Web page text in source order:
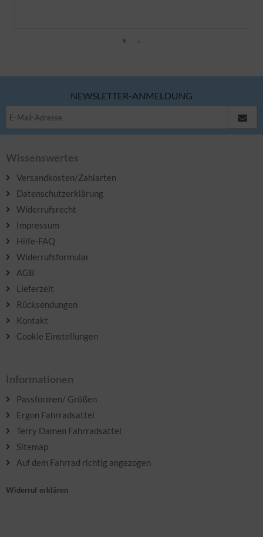
NEWSLETTER-ANMELDUNG
Wissenswertes
Versandkosten/Zahlarten
Datenschutzerklärung
Widerrufsrecht
Impressum
Hilfe-FAQ
Widerrufsformular
AGB
Lieferzeit
Rücksendungen
Kontakt
Cookie Einstellungen
Informationen
Passformen/ Größen
Ergon Fahrradsattel
Terry Damen Fahrradsattel
Sitemap
Auf dem Fahrrad richtig angezogen
Widerruf erklären